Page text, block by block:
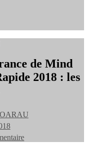
de Mind
2018 : les
Les